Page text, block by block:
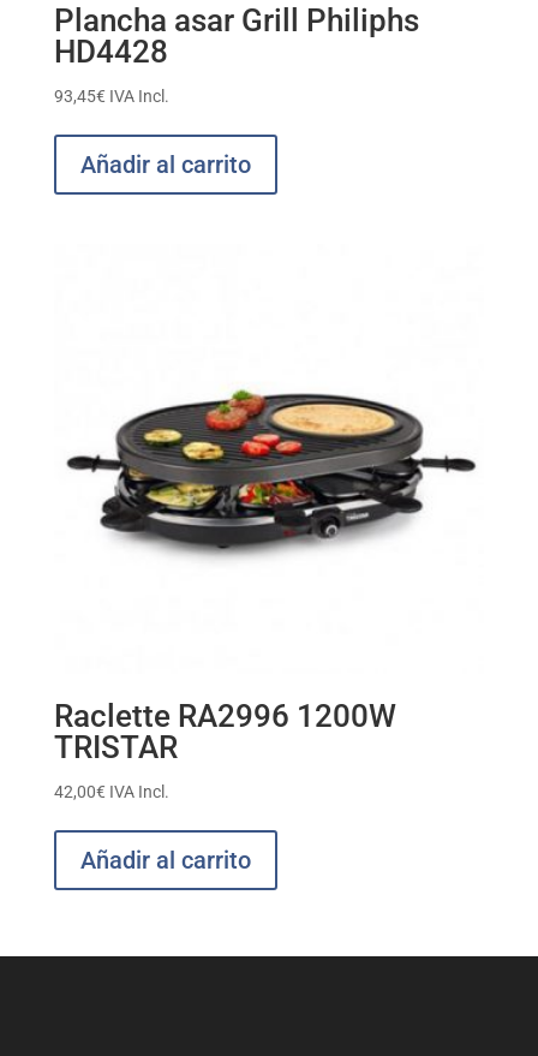
Plancha asar Grill Philiphs
HD4428
93,45€ IVA Incl.
Añadir al carrito
Raclette RA2996 1200W
TRISTAR
42,00€ IVA Incl.
Añadir al carrito